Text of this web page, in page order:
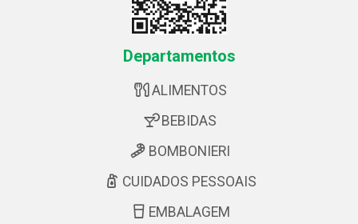
Departamentos
ALIMENTOS
BEBIDAS
BOMBONIERI
CUIDADOS PESSOAIS
EMBALAGEM